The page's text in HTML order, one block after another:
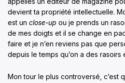
devient ta propriété intellectuelle.
est un close-up ou je prends un
de mes doigts et il se change en
faire et je n’en reviens pas que
depuis le temps qu’on a des rasoirs
Mon tour le plus controversé, c’est